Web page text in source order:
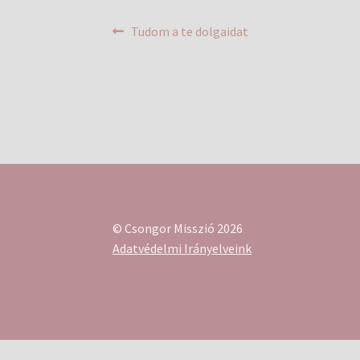
Bejegyzés
Previous
Tudom a te dolgaidat
© Csongor Misszió 2026
Adatvédelmi Irányelveink